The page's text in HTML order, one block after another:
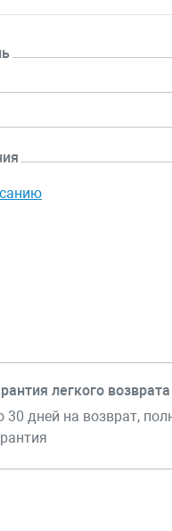
легкого возврата
30 дней на возврат,